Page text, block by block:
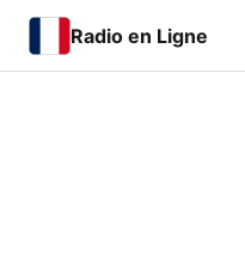
Radio en Ligne